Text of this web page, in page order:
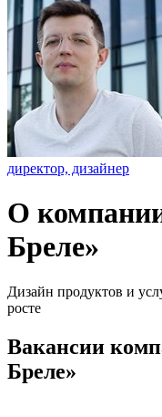
директор, дизайнер
О
Бреле»
Дизайн продуктов и
росте
Вакансии
Бреле»